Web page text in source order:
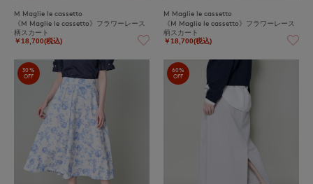
M Maglie le cassetto
《M Maglie le cassetto》フラワーレース
柄スカート
￥18,700(税込)
M Maglie le cassetto
《M Maglie le cassetto》フラワーレース
柄スカート
￥18,700(税込)
30%
OFF
60%
OFF